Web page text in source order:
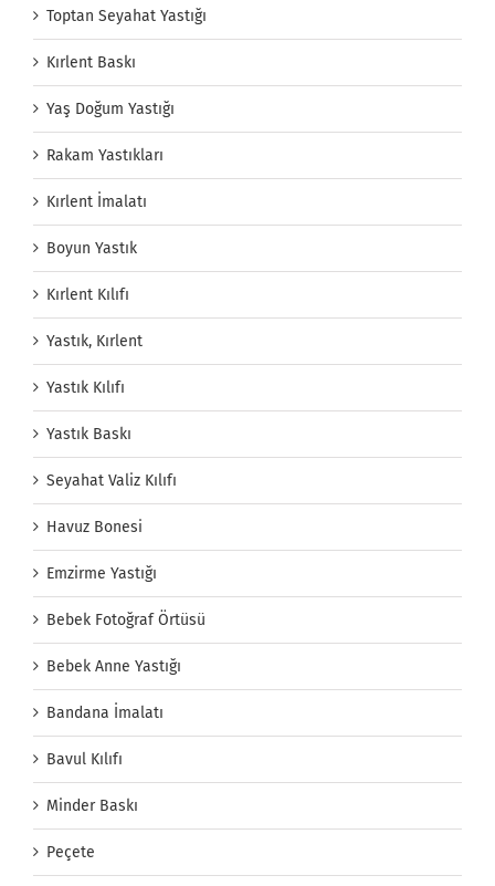
Toptan Seyahat Yastığı
Kırlent Baskı
Yaş Doğum Yastığı
Rakam Yastıkları
Kırlent İmalatı
Boyun Yastık
Kırlent Kılıfı
Yastık, Kırlent
Yastık Kılıfı
Yastık Baskı
Seyahat Valiz Kılıfı
Havuz Bonesi
Emzirme Yastığı
Bebek Fotoğraf Örtüsü
Bebek Anne Yastığı
Bandana İmalatı
Bavul Kılıfı
Minder Baskı
Peçete